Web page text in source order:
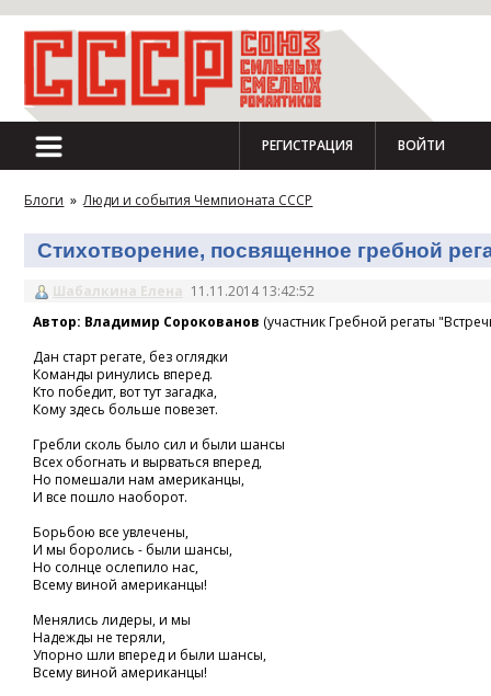
РЕГИСТРАЦИЯ ВОЙТИ
Блоги » Люди и события Чемпионата СССР
Стихотворение, посвященное гребной
Шабалкина Елена 11.11.2014 13:42:52
Автор: Владимир Сорокованов (участник Гребной регаты
Дан старт регате, без оглядки
Команды ринулись вперед.
Кто победит, вот тут загадка,
Кому здесь больше повезет.
Гребли сколь было сил и были шансы
Всех обогнать и вырваться вперед,
Но помешали нам американцы,
И все пошло наоборот.
Борьбою все увлечены,
И мы боролись - были шансы,
Но солнце ослепило нас,
Всему виной американцы!
Менялись лидеры, и мы
Надежды не теряли,
Упорно шли вперед и были шансы,
Всему виной американцы!